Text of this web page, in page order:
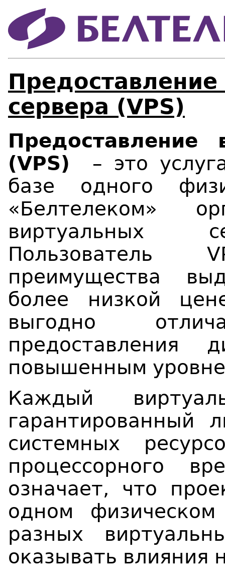
Предоставление
сервера (VPS)
Предоставление
(VPS)
– это
базе одного
«Белтелеком»
виртуальных
Пользователь
преимущества
более низкой
выгодно
предоставления
повышенным
Каждый
гарантированный
системных
процессорного
означает, что
одном
разных
оказывать влияния